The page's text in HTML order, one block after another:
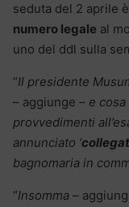
seduta del 2 aprile
numero legale al
uno del ddl sulla
“Il presidente
– aggiunge – e
provvedimenti
annunciato ‘
bagnomaria in
“Insomma –